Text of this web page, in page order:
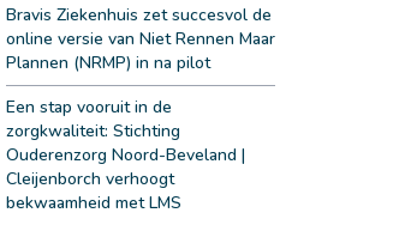
Bravis Ziekenhuis zet succesvol de
online versie van Niet Rennen Maar
Plannen (NRMP) in na pilot
Een stap vooruit in de
zorgkwaliteit: Stichting
Ouderenzorg Noord-Beveland |
Cleijenborch verhoogt
bekwaamheid met LMS